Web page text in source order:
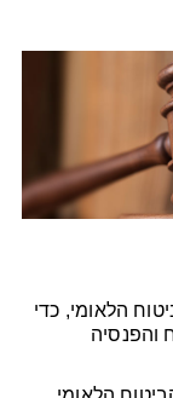
הלאומי, כדי
והפנסיה